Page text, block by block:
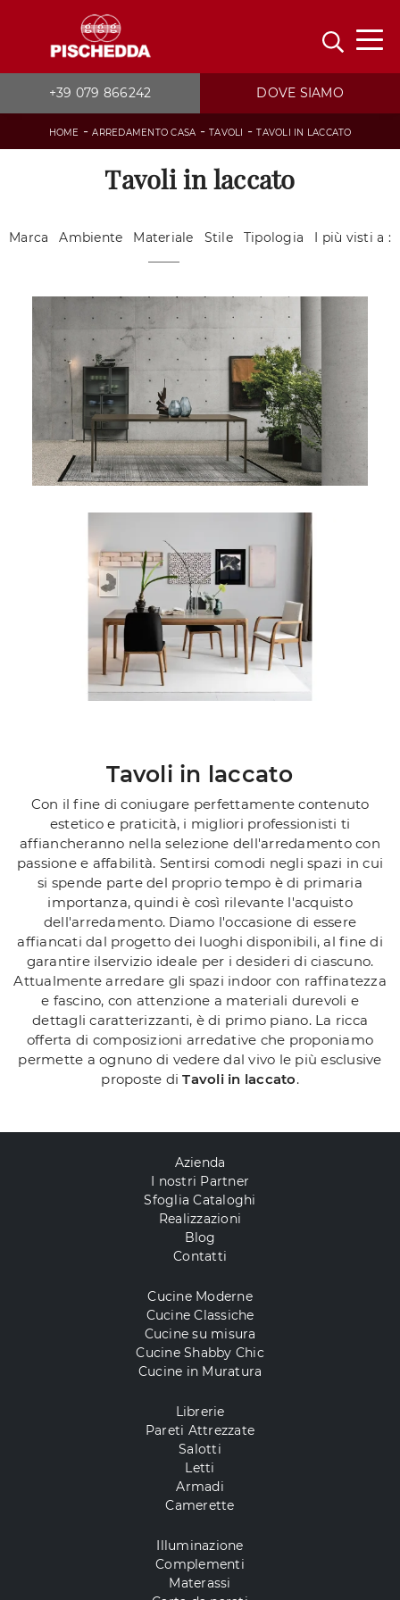
+39 079 866242 DOVE SIAMO
HOME -ARREDAMENTO CASA - TAVOLI -TAVOLI IN LACCATO
Tavoli in laccato
Marca Ambiente Materiale Stile Tipologia I più visti a :
Tavoli in laccato
Con il fine di coniugare perfettamente contenuto
estetico e praticità, i migliori professionisti ti
affiancheranno nella selezione dell'arredamento con
passione e affabilità. Sentirsi comodi negli spazi in cui
si spende parte del proprio tempo è di primaria
importanza, quindi è così rilevante l'acquisto
dell'arredamento. Diamo l'occasione di essere
affiancati dal progetto dei luoghi disponibili, al fine di
garantire ilservizio ideale per i desideri di ciascuno.
Attualmente arredare gli spazi indoor con raffinatezza
e fascino, con attenzione a materiali durevoli e
dettagli caratterizzanti, è di primo piano. La ricca
offerta di composizioni arredative che proponiamo
permette a ognuno di vedere dal vivo le più esclusive
proposte diTavoli in laccato.
Azienda
I nostri Partner
Sfoglia Cataloghi
Realizzazioni
Blog
Contatti
Cucine Moderne
Cucine Classiche
Cucine su misura
Cucine Shabby Chic
Cucine in Muratura
Librerie
Pareti Attrezzate
Salotti
Letti
Armadi
Camerette
Illuminazione
Complementi
Materassi